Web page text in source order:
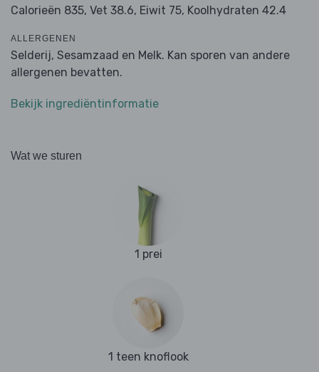
Calorieën 835, Vet 38.6, Eiwit 75, Koolhydraten 42.4
ALLERGENEN
Selderij, Sesamzaad en Melk. Kan sporen van andere
allergenen bevatten.
Bekijk ingrediëntinformatie
Wat we sturen
1 prei
1 teen knoflook